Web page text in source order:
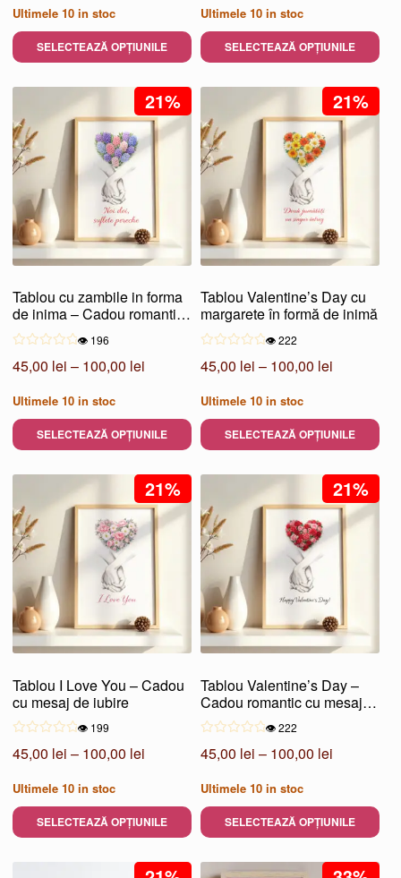
45,00 lei
până
la
100,00 lei
Ultimele 10 in stoc
SELECTEAZĂ OPȚIUNILE
are
mai
multe
variații.
Opțiunile
pot
fi
în
pagina
produsului.
45,00 lei
până
la
100,00 lei
Ultimele 10 in stoc
SELECTEAZĂ OPȚIUNILE
are
mai
multe
variații.
Opțiunile
pot
fi
în
pagina
produsului.
21%
Tablou cu zambile in forma
de inima – Cadou romantic
special
👁️ 196
45,00 lei – 100,00 lei
45,00 lei
până
la
100,00 lei
Ultimele 10 in stoc
SELECTEAZĂ OPȚIUNILE
are
mai
multe
variații.
Opțiunile
pot
fi
în
pagina
produsului.
21%
Tablou Valentine’s Day cu
margarete în formă de inimă
👁️ 222
45,00 lei – 100,00 lei
45,00 lei
până
la
100,00 lei
Ultimele 10 in stoc
SELECTEAZĂ OPȚIUNILE
are
mai
multe
variații.
Opțiunile
pot
fi
în
pagina
produsului.
21%
Tablou I Love You – Cadou
cu mesaj de iubire
👁️ 199
45,00 lei – 100,00 lei
45,00 lei
până
la
Ultimele 10 in stoc
SELECTEAZĂ OPȚIUNILE
21%
Tablou Valentine’s Day –
Cadou romantic cu mesaj
simbolic
👁️ 222
45,00 lei – 100,00 lei
45,00 lei
până
la
Ultimele 10 in stoc
SELECTEAZĂ OPȚIUNILE
produs